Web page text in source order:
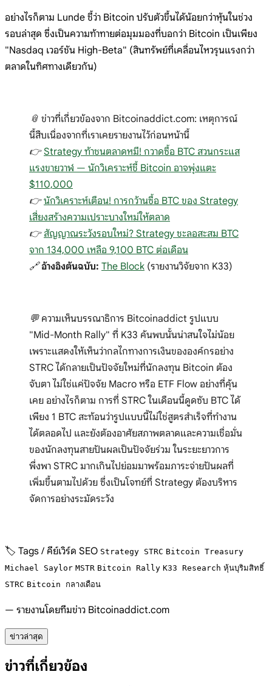
อย่างไรก็ตาม Lunde ชี้ว่า Bitcoin ปรับตัวขึ้นได้น้อยกว่าหุ้นในช่วง
รอบล่าสุด ซึ่งเป็นความท้าทายต่อมุมมองที่บอกว่า Bitcoin เป็นเพียง
"Nasdaq เวอร์ชัน High-Beta" (สินทรัพย์ที่เคลื่อนไหวรุนแรงกว่า
ตลาดในทิศทางเดียวกัน)
📎 ข่าวที่เกี่ยวข้องจาก Bitcoinaddict.com: เหตุการณ์
นี้สืบเนื่องจากที่เราเคยรายงานไว้ก่อนหน้านี้
👉Strategy ท้าชนตลาดหมี! กวาดซื้อ BTC สวนกระแส
แรงขายวาฬ — นักวิเคราะห์ชี้ Bitcoin อาจพุ่งแตะ
$110,000
👉นักวิเคราะห์เตือน! การกว้านซื้อ BTC ของ Strategy
เสี่ยงสร้างความเปราะบางใหม่ให้ตลาด
👉 สัญญาณระวังรอบใหม่? Strategy ชะลอสะสม BTC
จาก 134,000 เหลือ 9,100 BTC ต่อเดือน
🔗อ้างอิงต้นฉบับ: The Block (รายงานวิจัยจาก K33)
💬 ความเห็นบรรณาธิการ Bitcoinaddict รูปแบบ
"Mid-Month Rally" ที่ K33 ค้นพบนั้นน่าสนใจไม่น้อย
เพราะแสดงให้เห็นว่ากลไกทางการเงินขององค์กรอย่าง
STRC ได้กลายเป็นปัจจัยใหม่ที่นักลงทุน Bitcoin ต้อง
จับตา ไม่ใช่แค่ปัจจัย Macro หรือ ETF Flow อย่างที่คุ้น
เคย อย่างไรก็ตาม การที่ STRC ในเดือนนี้ดูดซับ BTC ได้
เพียง 1 BTC สะท้อนว่ารูปแบบนี้ไม่ใช่สูตรสำเร็จที่ทำงาน
ได้ตลอดไป และยังต้องอาศัยสภาพตลาดและความเชื่อมั่น
ของนักลงทุนสายปันผลเป็นปัจจัยร่วม ในระยะยาวการ
พึ่งพา STRC มากเกินไปย่อมมาพร้อมภาระจ่ายปันผลที่
เพิ่มขึ้นตามไปด้วย ซึ่งเป็นโจทย์ที่ Strategy ต้องบริหาร
จัดการอย่างระมัดระวัง
🏷️ Tags / คีย์เวิร์ด SEO Strategy STRC Bitcoin Treasury
Michael Saylor MSTR Bitcoin Rally K33 Research หุ้นบุริมสิทธิ์
STRC Bitcoin กลางเดือน
— รายงานโดยทีมข่าว Bitcoinaddict.com
ข่าวล่าสุด
ข่าวที่เกี่ยวข้อง